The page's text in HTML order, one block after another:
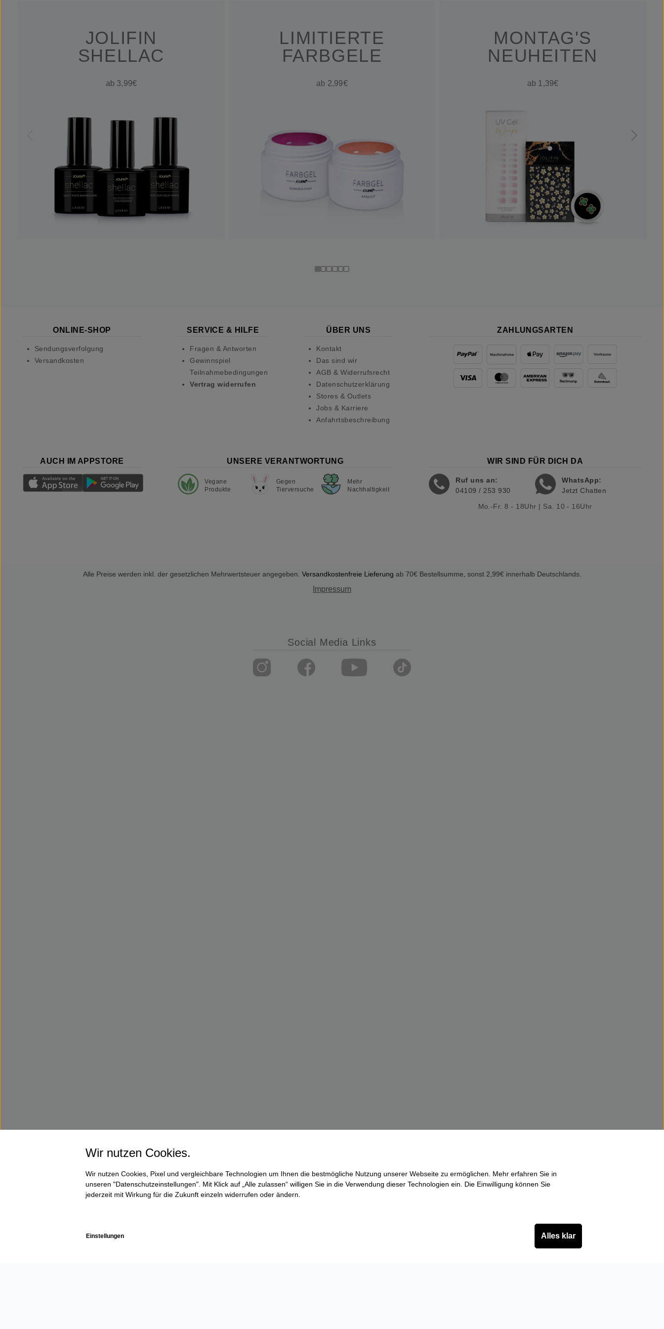
JOLIFIN
SHELLAC
ab 3,99€
LIMITIERTE
FARBGELE
ab 2,99€
MONTAG'S
NEUHEITEN
ab 1,39€
ONLINE-SHOP
Sendungsverfolgung
Versandkosten
SERVICE & HILFE
Fragen & Antworten
Gewinnspiel
Teilnahmebedingungen
Vertrag widerrufen
ÜBER UNS
Kontakt
Das sind wir
AGB & Widerrufsrecht
Datenschutzerklärung
Stores & Outlets
Jobs & Karriere
Anfahrtsbeschreibung
ZAHLUNGSARTEN
AUCH IM APPSTORE UNSERE VERANTWORTUNG
Vegane
Produkte
Gegen
Tierversuche
Mehr
Nachhaltigkeit
WIR SIND FÜR DICH DA
Ruf uns an:
04109 / 253 930
WhatsApp:
Jetzt Chatten
Mo.-Fr. 8 - 18Uhr | Sa. 10 - 16Uhr
Alle Preise werden inkl. der gesetzlichen Mehrwertsteuer angegeben. Versandkostenfreie Lieferung ab 70€ Bestellsumme, sonst 2,99€ innerhalb Deutschlands.
Impressum
Social Media Links
Wir nutzen Cookies.
Wir nutzen Cookies, Pixel und vergleichbare Technologien um Ihnen die bestmögliche Nutzung unserer Webseite zu ermöglichen. Mehr erfahren Sie in
unseren "Datenschutzeinstellungen". Mit Klick auf „Alle zulassen“ willigen Sie in die Verwendung dieser Technologien ein. Die Einwilligung können Sie
jederzeit mit Wirkung für die Zukunft einzeln widerrufen oder ändern.
Einstellungen Alles klar